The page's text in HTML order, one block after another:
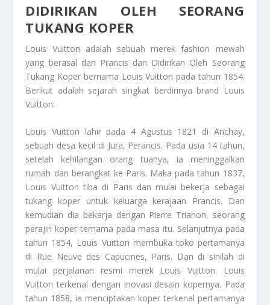
DIDIRIKAN OLEH SEORANG
TUKANG KOPER
Louis Vuitton adalah sebuah merek fashion mewah
yang berasal dari Prancis dan Didirikan Oleh Seorang
Tukang Koper bernama Louis Vuitton pada tahun 1854.
Berikut adalah sejarah singkat berdirinya brand Louis
Vuitton:
Louis Vuitton lahir pada 4 Agustus 1821 di Anchay,
sebuah desa kecil di Jura, Perancis. Pada usia 14 tahun,
setelah kehilangan orang tuanya, ia meninggalkan
rumah dan berangkat ke Paris. Maka pada tahun 1837,
Louis Vuitton tiba di Paris dan mulai bekerja sebagai
tukang koper untuk keluarga kerajaan Prancis. Dan
kemudian dia bekerja dengan Pierre Trianon, seorang
perajin koper ternama pada masa itu. Selanjutnya pada
tahun 1854, Louis Vuitton membuka toko pertamanya
di Rue Neuve des Capucines, Paris. Dan di sinilah di
mulai perjalanan resmi merek Louis Vuitton. Louis
Vuitton terkenal dengan inovasi desain kopernya. Pada
tahun 1858, ia menciptakan koper terkenal pertamanya